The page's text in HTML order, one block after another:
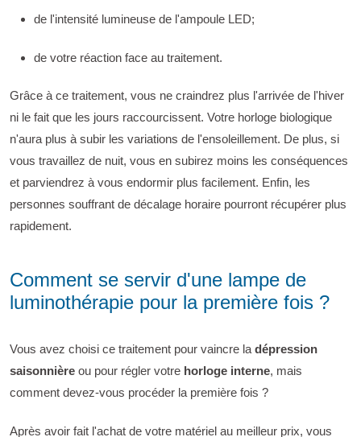
de l'intensité lumineuse de l'ampoule LED;
de votre réaction face au traitement.
Grâce à ce traitement, vous ne craindrez plus l'arrivée de l'hiver
ni le fait que les jours raccourcissent. Votre horloge biologique
n'aura plus à subir les variations de l'ensoleillement. De plus, si
vous travaillez de nuit, vous en subirez moins les conséquences
et parviendrez à vous endormir plus facilement. Enfin, les
personnes souffrant de décalage horaire pourront récupérer plus
rapidement.
Comment se servir d'une lampe de
luminothérapie pour la première fois ?
Vous avez choisi ce traitement pour vaincre la dépression
saisonnière ou pour régler votre horloge interne, mais
comment devez-vous procéder la première fois ?
Après avoir fait l'achat de votre matériel au meilleur prix, vous